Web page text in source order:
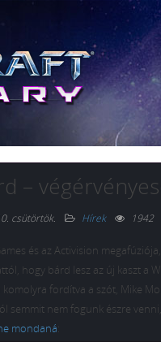
–
csütörtök. Hírek 1942
és az Activision
hogy bárd lesz az új kaszt a
fordítva a szót, Mike
semmit nem fogunk észre
mondaná: